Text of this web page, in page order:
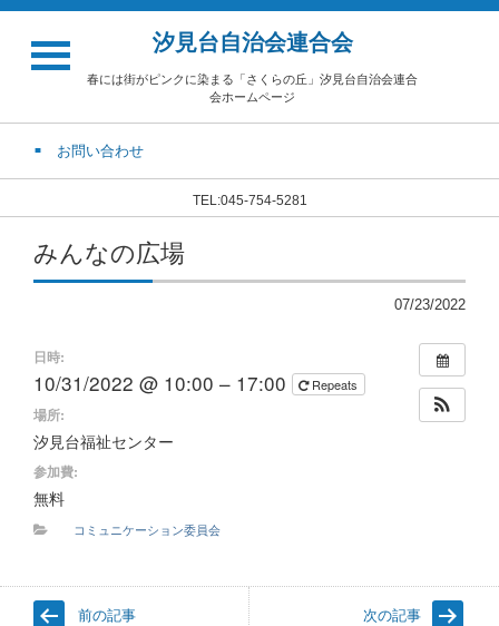
汐見台自治会連合会
春には街がピンクに染まる「さくらの丘」汐見台自治会連合
会ホームページ
お問い合わせ
TEL:045-754-5281
みんなの広場
07/23/2022
日時:
10/31/2022 @ 10:00 – 17:00 Repeats
場所:
汐見台福祉センター
参加費:
無料
コミュニケーション委員会
前の記事 次の記事